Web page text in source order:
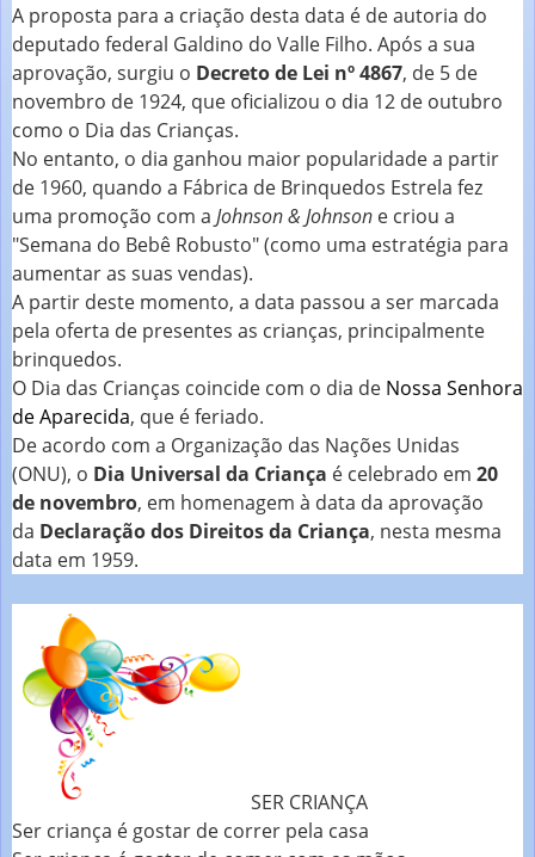
A proposta para a criação desta data é de autoria do
deputado federal Galdino do Valle Filho. Após a sua
aprovação, surgiu o Decreto de Lei nº 4867, de 5 de
novembro de 1924, que oficializou o dia 12 de outubro
como o Dia das Crianças.
No entanto, o dia ganhou maior popularidade a partir
de 1960, quando a Fábrica de Brinquedos Estrela fez
uma promoção com a Johnson & Johnson e criou a
"Semana do Bebê Robusto" (como uma estratégia para
aumentar as suas vendas).
A partir deste momento, a data passou a ser marcada
pela oferta de presentes as crianças, principalmente
brinquedos.
O Dia das Crianças coincide com o dia de Nossa Senhora
de Aparecida, que é feriado.
De acordo com a Organização das Nações Unidas
(ONU), o Dia Universal da Criança é celebrado em 20
de novembro, em homenagem à data da aprovação
da Declaração dos Direitos da Criança, nesta mesma
data em 1959.
SER CRIANÇA
Ser criança é gostar de correr pela casa